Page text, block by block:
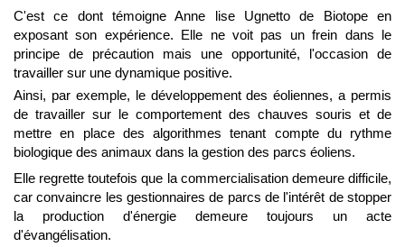
C'est ce dont témoigne Anne lise Ugnetto de Biotope en
exposant son expérience.
Elle ne voit pas un frein dans le
principe de précaution mais une opportunité, l'occasion de
travailler sur une dynamique positive.
Ainsi, par exemple, le développement des éoliennes, a permis
de travailler sur le comportement des chauves souris et de
mettre en place des algorithmes tenant compte du rythme
biologique des animaux dans la gestion des parcs éoliens.
Elle regrette toutefois que la commercialisation demeure difficile,
car convaincre les gestionnaires de parcs de l'intérêt de stopper
la production d'énergie demeure toujours un acte
d'évangélisation.